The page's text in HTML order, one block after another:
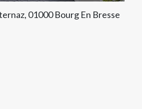
01000 Bourg En Bresse